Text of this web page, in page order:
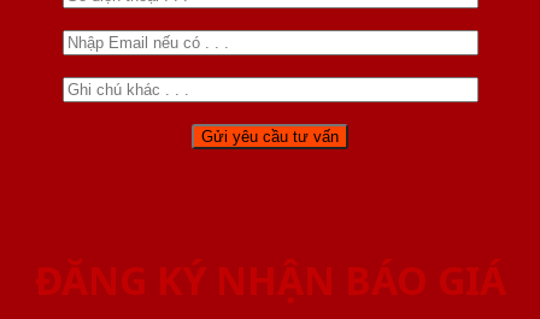
ĐĂNG KÝ NHẬN BÁO GIÁ